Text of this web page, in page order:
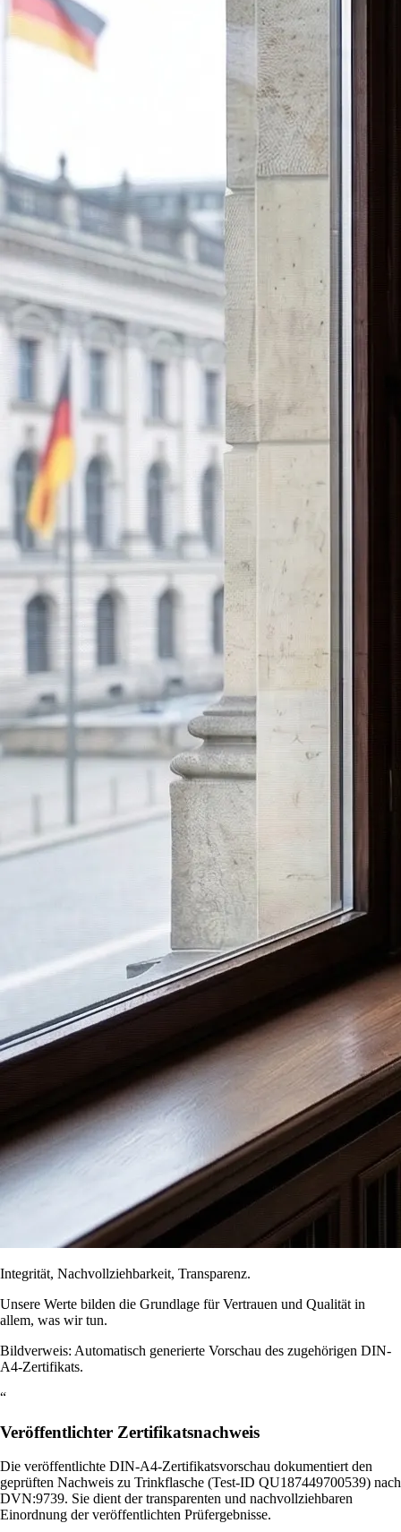
Integrität, Nachvollziehbarkeit, Transparenz.
Unsere Werte bilden die Grundlage für Vertrauen und Qualität in
allem, was wir tun.
Bildverweis: Automatisch generierte Vorschau des zugehörigen DIN-
A4-Zertifikats.
“
Veröffentlichter Zertifikatsnachweis
Die veröffentlichte DIN-A4-Zertifikatsvorschau dokumentiert den
geprüften Nachweis zu Trinkflasche (Test-ID QU187449700539) nach
DVN:9739. Sie dient der transparenten und nachvollziehbaren
Einordnung der veröffentlichten Prüfergebnisse.